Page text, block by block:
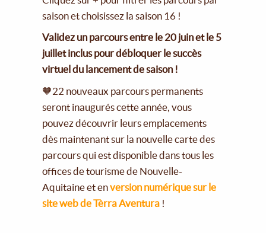
saison et choisissez la saison 16 !
Validez un parcours entre le 20 juin et le 5
juillet inclus pour débloquer le succès
virtuel du lancement de saison !
🧡22 nouveaux parcours permanents
seront inaugurés cette année, vous
pouvez découvrir leurs emplacements
dès maintenant sur la nouvelle carte des
parcours qui est disponible dans tous les
offices de tourisme de Nouvelle-
Aquitaine et enversion numérique sur le
site web de Tèrra Aventura !